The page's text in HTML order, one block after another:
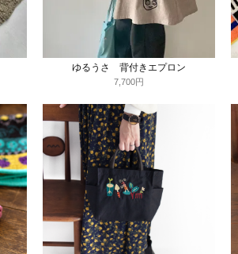
ゆるうさ 背付きエプロン
7,700円